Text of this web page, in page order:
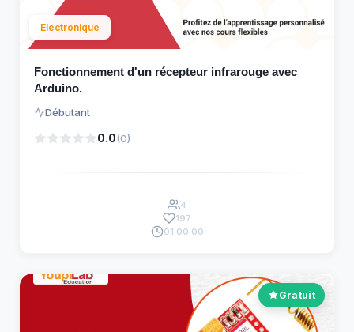
Electronique
Fonctionnement d'un récepteur infrarouge avec
Arduino.
Débutant
0.0(0)
4
197
01:00:00
Gratuit